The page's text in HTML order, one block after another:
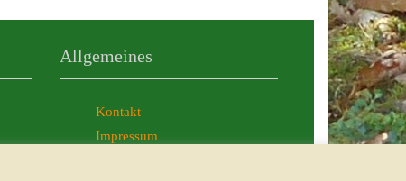
Allgemeines
Kontakt
Impressum